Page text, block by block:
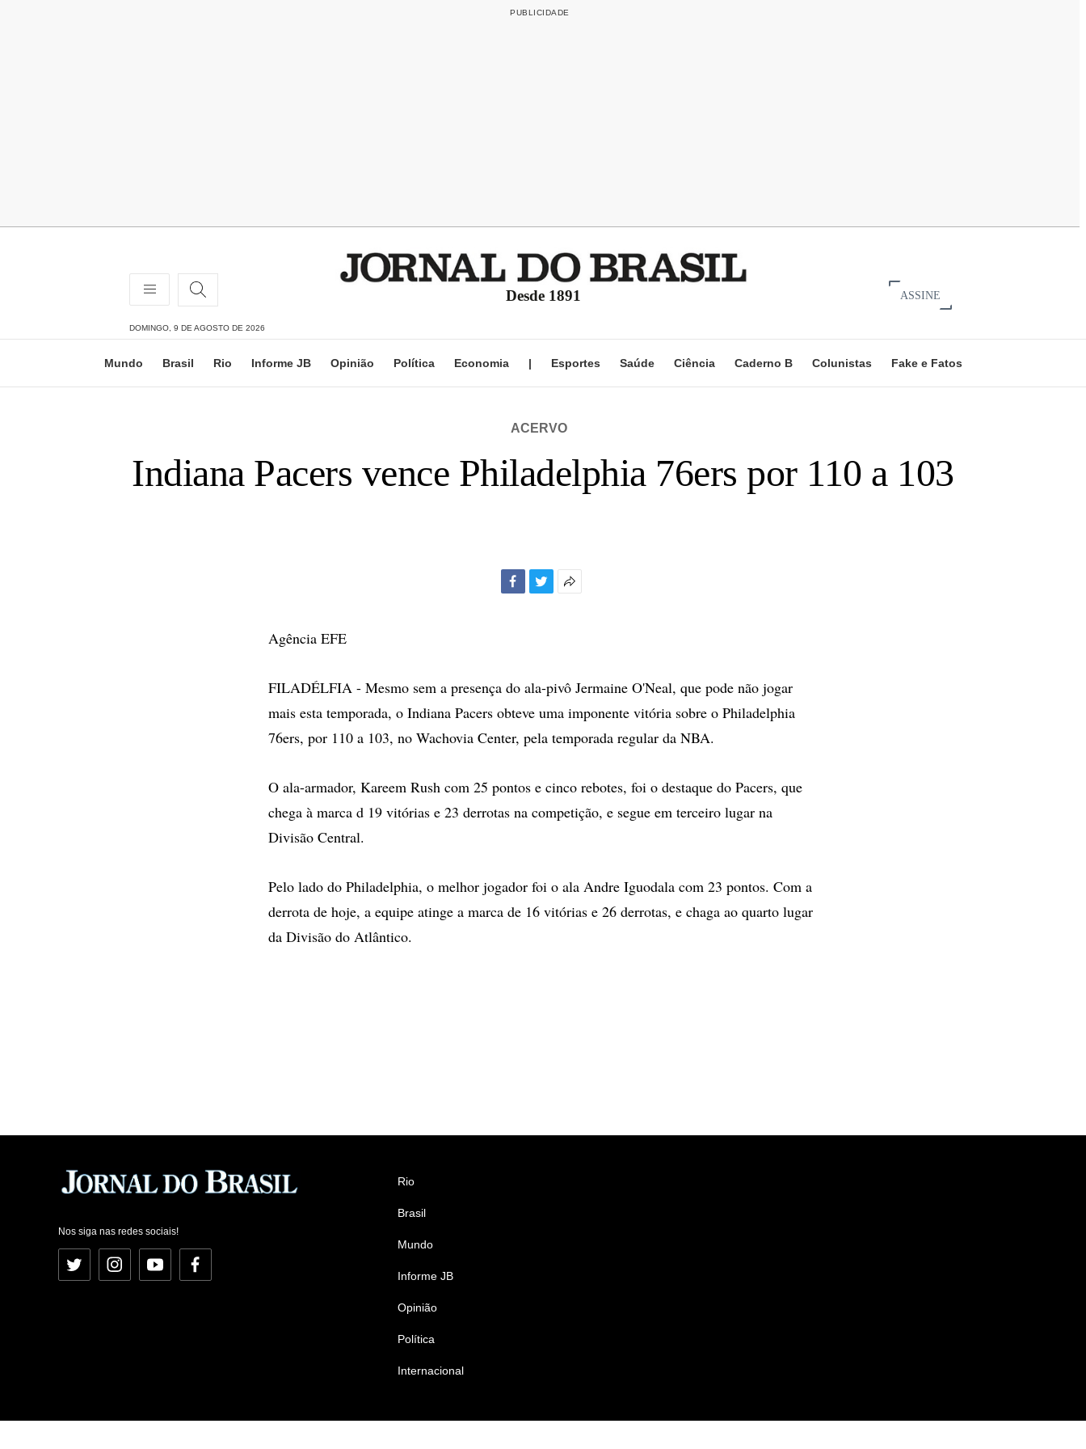
Desde 1891 ASSINE
DOMINGO, 9 DE AGOSTO DE 2026
Mundo Brasil Rio Informe JB Opinião Política Economia | Esportes Saúde Ciência Caderno B Colunistas Fake e Fatos
ACERVO
Indiana Pacers vence Philadelphia 76ers por 110 a 103
Agência EFE
FILADÉLFIA - Mesmo sem a presença do ala-pivô Jermaine O'Neal, que pode não jogar
mais esta temporada, o Indiana Pacers obteve uma imponente vitória sobre o Philadelphia
76ers, por 110 a 103, no Wachovia Center, pela temporada regular da NBA.
O ala-armador, Kareem Rush com 25 pontos e cinco rebotes, foi o destaque do Pacers, que
chega à marca d 19 vitórias e 23 derrotas na competição, e segue em terceiro lugar na
Divisão Central.
Pelo lado do Philadelphia, o melhor jogador foi o ala Andre Iguodala com 23 pontos. Com a
derrota de hoje, a equipe atinge a marca de 16 vitórias e 26 derrotas, e chaga ao quarto lugar
da Divisão do Atlântico.
Nos siga nas redes sociais!
Twitter InstagramYouTubeFacebook
Rio
Brasil
Mundo
Informe JB
Opinião
Política
Internacional